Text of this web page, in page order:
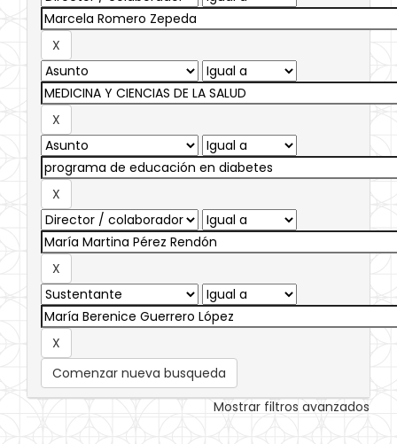
Comenzar nueva busqueda
Mostrar filtros avanzados